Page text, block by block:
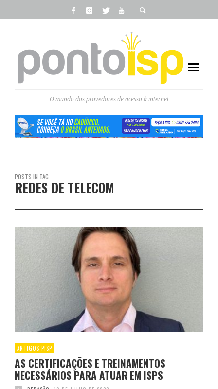
O mundo dos provedores de acesso à internet
POSTS IN TAG
REDES DE TELECOM
ARTIGOS PISP
AS CERTIFICAÇÕES E TREINAMENTOS
NECESSÁRIOS PARA ATUAR EM ISPS